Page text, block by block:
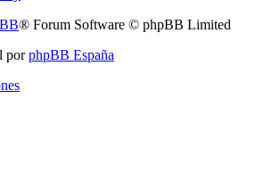
® Forum Software © phpBB Limited
porphpBB España